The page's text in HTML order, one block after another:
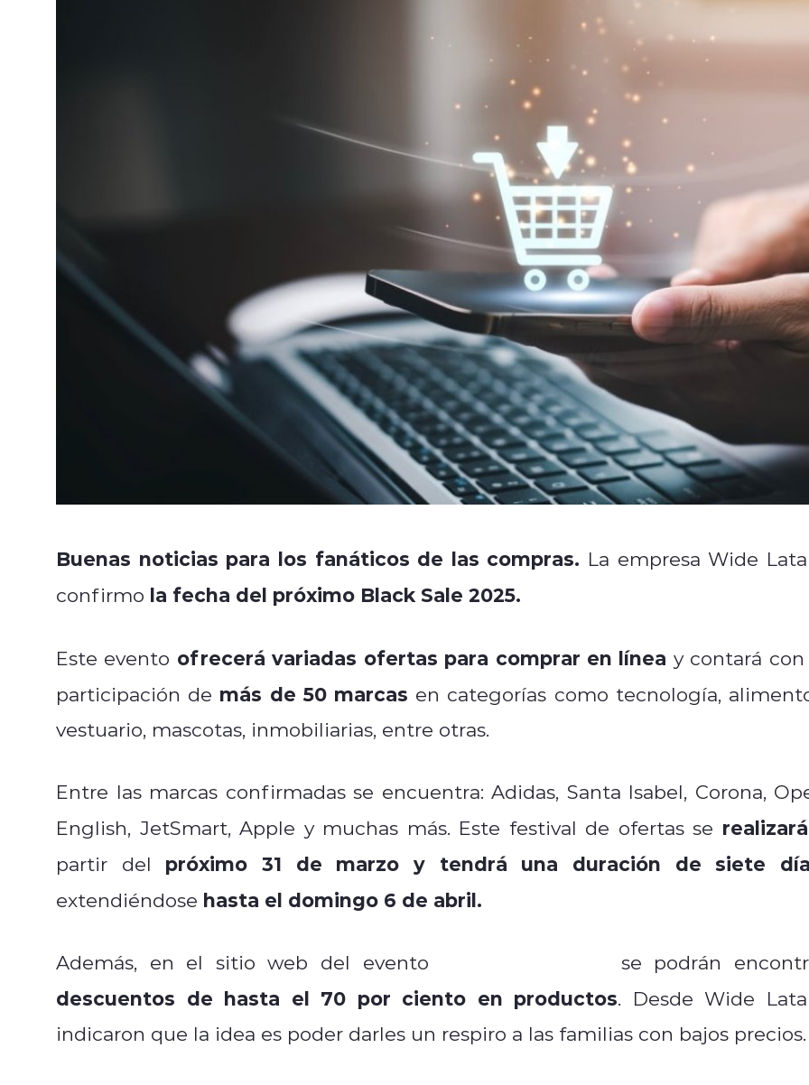
Buenas noticias para los fanáticos de las compras. La empresa Wide
confirmo la fecha del próximo Black Sale 2025.
Este evento ofrecerá variadas ofertas para comprar en línea y contará con
participación de más de 50 marcas en categorías como tecnología,
vestuario, mascotas, inmobiliarias, entre otras.
Entre las marcas confirmadas se encuentra: Adidas, Santa Isabel, Corona,
English, JetSmart, Apple y muchas más. Este festival de ofertas se realizará
partir del próximo 31 de marzo y tendrá una duración de siete
extendiéndose hasta el domingo 6 de abril.
Además, en el sitio web del evento se podrán
descuentos de hasta el 70 por ciento en productos. Desde Wide
indicaron que la idea es poder darles un respiro a las familias con bajos precios.